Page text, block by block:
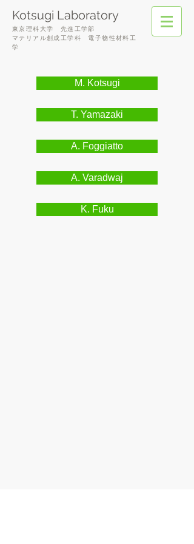
Kotsugi Laboratory
東京理科大学 先進 工学部
マテリアル創成工学科 電子物性材料工
学
M. Kotsugi
T. Yamazaki
A. Foggiatto
A. Varadwaj
K. Fuku